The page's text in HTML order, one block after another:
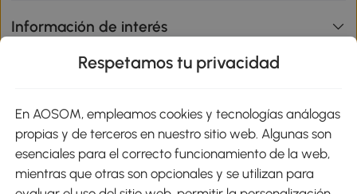
Información de interés
Métodos de Pago
Respetamos tu privacidad
En AOSOM, empleamos cookies y tecnologías análogas
propias y de terceros en nuestro sitio web. Algunas son
esenciales para el correcto funcionamiento de la web,
mientras que otras son opcionales y se utilizan para